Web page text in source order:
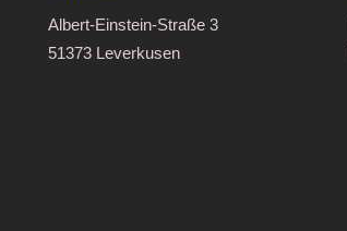
Albert-Einstein-Straße 3
51373 Leverkusen